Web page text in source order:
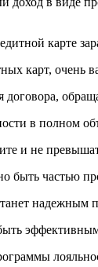
карте
карт, очень
договора,
в полном
и не
быть частью